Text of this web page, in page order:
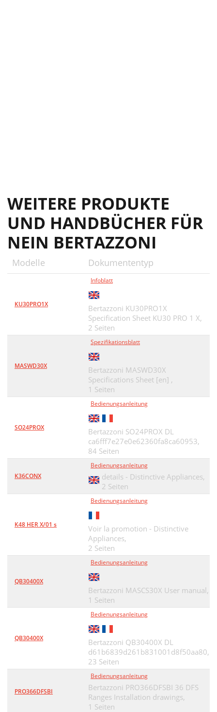
WEITERE PRODUKTE
UND HANDBÜCHER FÜR
NEIN BERTAZZONI
Modelle Dokumententyp
KU30PRO1X
Infoblatt
Bertazzoni KU30PRO1X
Specification Sheet KU30 PRO 1 X,
2 Seiten
MASWD30X
Spezifikationsblatt
Bertazzoni MASWD30X
Specifications Sheet [en] ,
1 Seiten
SO24PROX
Bedienungsanleitung
Bertazzoni SO24PROX DL
ca6fff7e27e0e62360fa8ca60953,
84 Seiten
K36CONX
Bedienungsanleitung
details - Distinctive Appliances,
2 Seiten
K48 HER X/01 s
Bedienungsanleitung
Voir la promotion - Distinctive
Appliances,
2 Seiten
QB30400X
Bedienungsanleitung
Bertazzoni MASCS30X User manual,
1 Seiten
QB30400X
Bedienungsanleitung
Bertazzoni QB30400X DL
d61b6839d261b831001d8f50aa80,
23 Seiten
PRO366DFSBI
Bedienungsanleitung
Bertazzoni PRO366DFSBI 36 DFS
Ranges Installation drawings,
1 Seiten